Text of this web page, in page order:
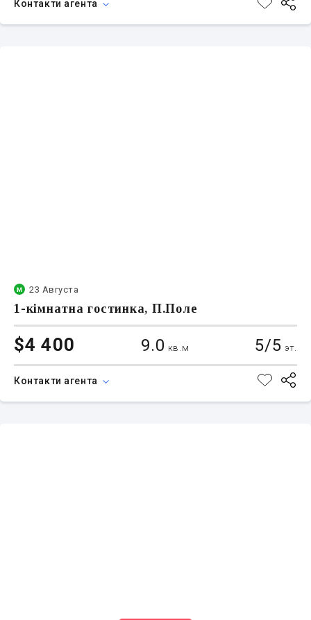
Контакти агента
23 Августа
1-кімнатна гостинка, П.Поле
$4 400 9.0 кв.м 5/5 эт.
Контакти агента